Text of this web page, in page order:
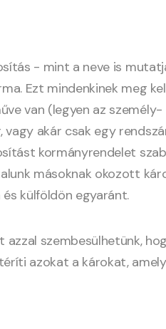
- mint a neve is
Ezt mindenkinek meg
van (legyen az
akár csak egy
kormányrendelet
másoknak okozott
külföldön egyaránt.
azzal szembesülhetünk,
azokat a károkat,